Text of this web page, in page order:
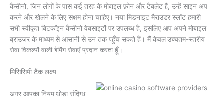
कैसीनो, जिन लोगों के पास कई तरह के मोबाइल फ़ोन और टैबलेट हैं, उन्हें साइन अप
करने और खेलने के लिए सक्षम होना चाहिए। नया मिडनाइट मैराउडर स्लॉट हमारी
सभी स्वीकृत बिटकॉइन कैसीनो वेबसाइटों पर उपलब्ध है, इसलिए आप अपने मोबाइल
ब्राउज़र के माध्यम से आसानी से उन तक पहुँच सकते हैं। मैं केवल उच्चतम-स्तरीय
सेवा विकल्पों वाली गेमिंग सेवाएँ प्रदान करता हूँ।
मिसिसिपी टैंक लक्ष्य
अगर आपका नियम थोड़ा संदिग्ध